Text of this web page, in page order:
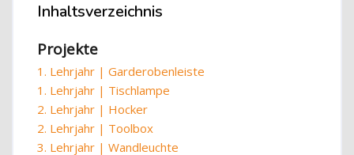
Inhaltsverzeichnis überspringen
Inhaltsverzeichnis
Projekte
1. Lehrjahr | Garderobenleiste
1. Lehrjahr | Tischlampe
2. Lehrjahr | Hocker
2. Lehrjahr | Toolbox
3. Lehrjahr | Wandleuchte